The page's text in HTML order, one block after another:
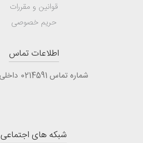
قوانین و مقررات
حریم خصوصی
اطلاعات تماس
شماره تماس 0214591 داخلی 1478
شبکه های اجتماعی